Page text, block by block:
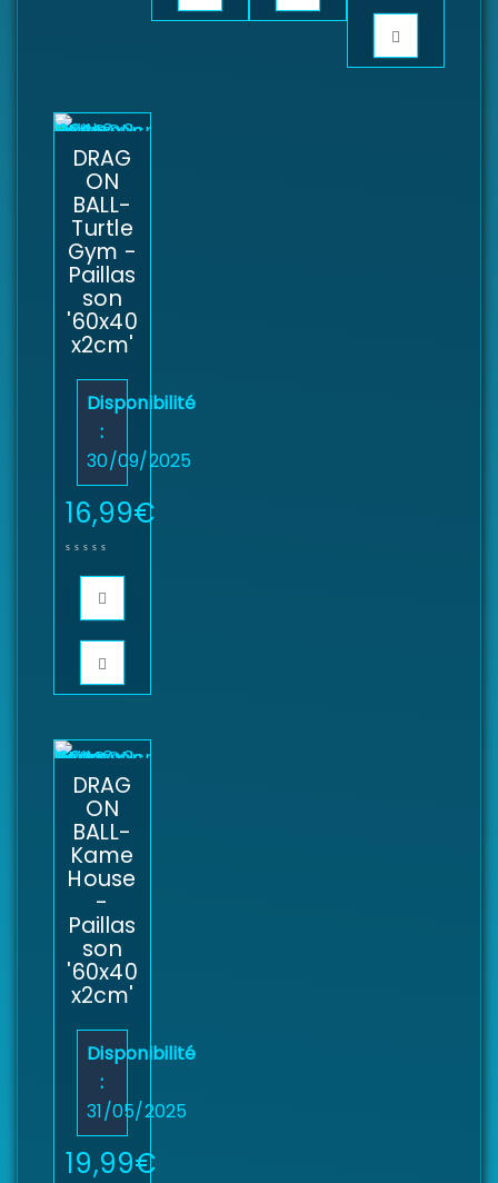
DRAG
ON
BALL-
Turtle
Gym -
Paillas
son
'60x40
x2cm'
Disponibilité
:
30/09/2025
16,99€
DRAG
ON
BALL-
Kame
House
-
Paillas
son
'60x40
x2cm'
Disponibilité
:
31/05/2025
19,99€